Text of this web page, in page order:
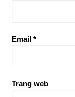
Email *
Trang web